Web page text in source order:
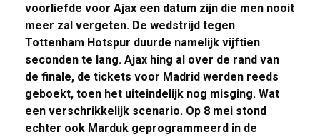
voorliefde voor Ajax een datum zijn die men nooit
meer zal vergeten. De wedstrijd tegen
Tottenham Hotspur duurde namelijk vijftien
seconden te lang. Ajax hing al over de rand van
de finale, de tickets voor Madrid werden reeds
geboekt, toen het uiteindelijk nog misging. Wat
een verschrikkelijk scenario. Op 8 mei stond
echter ook Marduk geprogrammeerd in de